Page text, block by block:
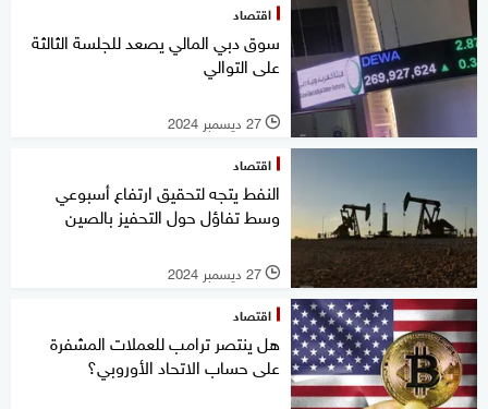
اقتصاد
سوق دبي المالي يصعد للجلسة الثالثة
على التوالي
l 27 ديسمبر 2024
اقتصاد
النفط يتجه لتحقيق ارتفاع أسبوعي
وسط تفاؤل حول التحفيز بالصين
l 27 ديسمبر 2024
اقتصاد
هل ينتصر ترامب للعملات المشفرة
على حساب الاتحاد الأوروبي؟